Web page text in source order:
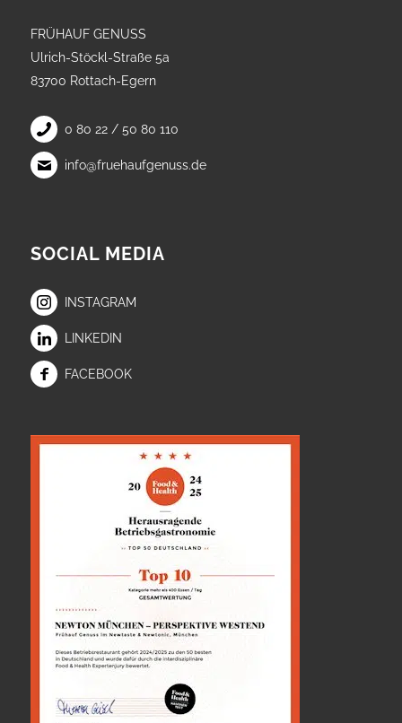
FRÜHAUF GENUSS
Ulrich-Stöckl-Straße 5a
83700 Rottach-Egern
0 80 22 / 50 80 110
info@fruehaufgenuss.de
SOCIAL MEDIA
INSTAGRAM
LINKEDIN
FACEBOOK